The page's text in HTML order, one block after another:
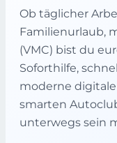
Ob täglicher
Familienurlaub,
(VMC) bist du
Soforthilfe,
moderne
smarten
unterwegs sein